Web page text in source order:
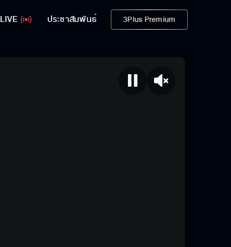
LIVE ประชาสัมพันธ์ 3Plus Premium